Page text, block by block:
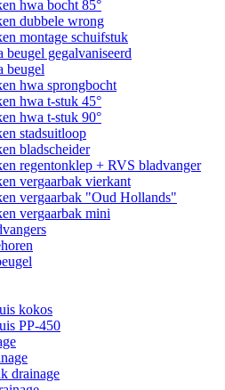
hwa bocht 85°
dubbele wrong
montage schuifstuk
beugel gegalvaniseerd
beugel
hwa sprongbocht
hwa t-stuk 45°
hwa t-stuk 90°
stadsuitloop
bladscheider
regentonklep + RVS bladvanger
vergaarbak vierkant
vergaarbak "Oud Hollands"
vergaarbak mini
kokos
PP-450
drainage